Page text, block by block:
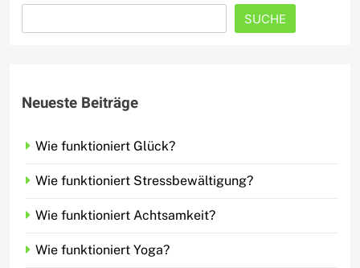
SUCHE
Neueste Beiträge
Wie funktioniert Glück?
Wie funktioniert Stressbewältigung?
Wie funktioniert Achtsamkeit?
Wie funktioniert Yoga?